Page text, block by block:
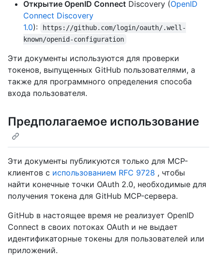
Открытие OpenID Connect Discovery (OpenID
Connect Discovery
1.0):
https://github.com/login/oauth/.well-
known/openid-configuration
Эти документы используются для проверки
токенов, выпущенных GitHub пользователями, а
также для программного определения способа
входа пользователя.
Предполагаемое использование
Эти документы публикуются только для MCP-
клиентов с использованием RFC 9728 , чтобы
найти конечные точки OAuth 2.0, необходимые для
получения токена для GitHub MCP-сервера.
GitHub в настоящее время не реализует OpenID
Connect в своих потоках OAuth и не выдает
идентификаторные токены для пользователей или
приложений.